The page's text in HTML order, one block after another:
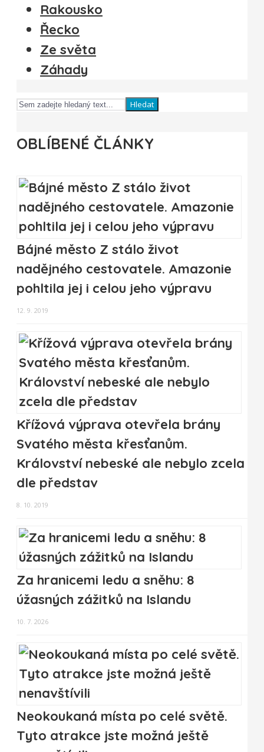
Rakousko
Řecko
Ze světa
Záhady
Hledat
OBLÍBENÉ ČLÁNKY
Bájné město Z stálo život
nadějného cestovatele. Amazonie
pohltila jej i celou jeho výpravu
12. 9. 2019
Křížová výprava otevřela brány
Svatého města křesťanům.
Království nebeské ale nebylo zcela
dle představ
8. 10. 2019
Za hranicemi ledu a sněhu: 8
úžasných zážitků na Islandu
10. 7. 2026
Neokoukaná místa po celé světě.
Tyto atrakce jste možná ještě